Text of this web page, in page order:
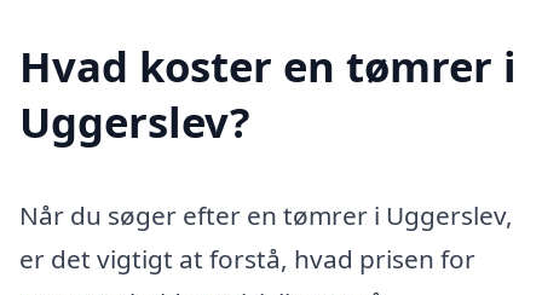
Hvad koster en tømrer i
Uggerslev?
Når du søger efter en tømrer i Uggerslev,
er det vigtigt at forstå, hvad prisen for